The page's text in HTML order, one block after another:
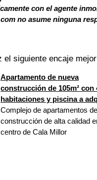
con el agente
no asume ninguna
el siguiente encaje
Apartamento de nueva
construcción de 105m² con
habitaciones y piscina a
Complejo de apartamentos
construcción de alta calidad
centro de Cala Millor